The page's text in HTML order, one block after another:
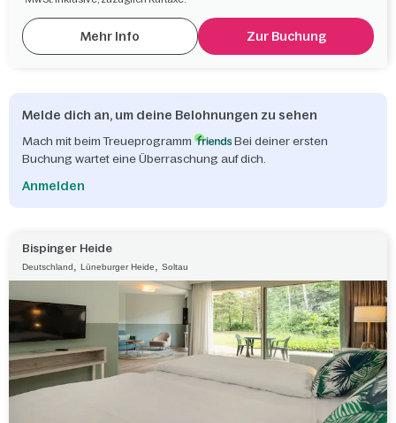
Mehr Info Zur Buchung
Melde dich an, um deine Belohnungen zu sehen
Mach mit beim Treueprogramm
Bei deiner ersten
Buchung wartet eine Überraschung auf dich.
Anmelden
Bispinger Heide
Deutschland, Lüneburger Heide, Soltau